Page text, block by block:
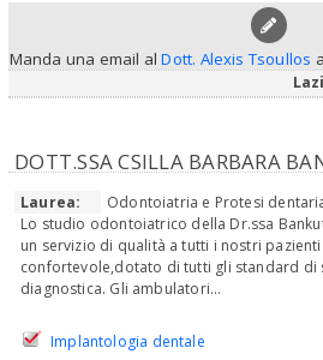
Manda una email alDott. Alexis Tsoullos
DOTT.SSA CSILLA BARBARA
Laurea:
Odontoiatria e Protesi
Lo studio odontoiatrico della Dr.ssa
un servizio di qualità a tutti i nostri
confortevole,dotato di tutti gli standard di
diagnostica. Gli ambulatori...
Implantologia dentale